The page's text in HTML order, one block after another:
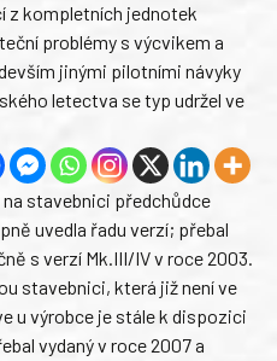
z kompletních jednotek
problémy s výcvikem a
jinými pilotními návyky
letectva se typ udržel ve
na stavebnici předchůdce
uvedla řadu verzí; přebal
s verzí Mk.III/IV v roce 2003.
stavebnici, která již není ve
u výrobce je stále k dispozici
vydaný v roce 2007 a